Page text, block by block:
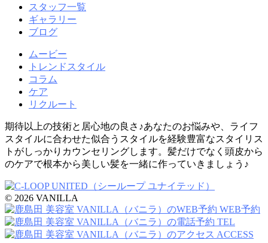
スタッフ一覧
ギャラリー
ブログ
ムービー
トレンドスタイル
コラム
ケア
リクルート
期待以上の技術と居心地の良さ♪あなたのお悩みや、ライフ
スタイルに合わせた似合うスタイルを経験豊富なスタイリス
トがしっかりカウンセリングします。髪だけでなく頭皮から
のケアで根本から美しい髪を一緒に作っていきましょう♪
© 2026 VANILLA
WEB予約
TEL
ACCESS